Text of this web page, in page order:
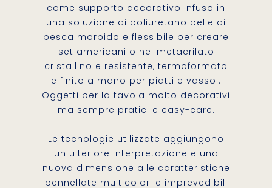
come supporto decorativo infuso in
una soluzione di poliuretano pelle di
pesca morbido e flessibile per creare
set americani o nel metacrilato
cristallino e resistente, termoformato
e finito a mano per piatti e vassoi.
Oggetti per la tavola molto decorativi
ma sempre pratici e easy-care.
Le tecnologie utilizzate aggiungono
un ulteriore interpretazione e una
nuova dimensione alle caratteristiche
pennellate multicolori e imprevedibili